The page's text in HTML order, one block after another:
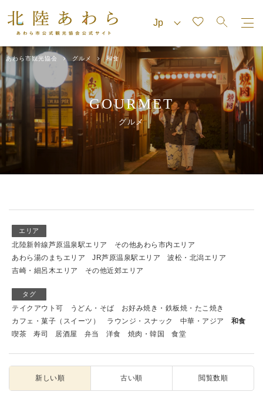
あわら市観光協会 グルメ 和食
GOURMET
グルメ
エリア
北陸新幹線芦原温泉駅エリア
その他あわら市内エリア
あわら湯のまちエリア
JR芦原温泉駅エリア
波松・北潟エリア
吉崎・細呂木エリア
その他近郊エリア
タグ
テイクアウト可 うどん・そば
お好み焼き・鉄板焼・たこ焼き
カフェ・菓子（スイーツ）
ラウンジ・スナック 中華・アジア
和食
喫茶
寿司 居酒屋 弁当 洋食 焼肉・韓国 食堂
新しい順 古い順 閲覧数順